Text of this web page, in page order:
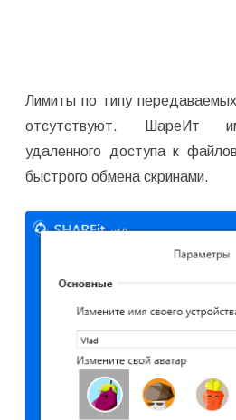
Лимиты по типу
отсутствуют. ШареИт
удаленного доступа к
быстрого обмена скринами.